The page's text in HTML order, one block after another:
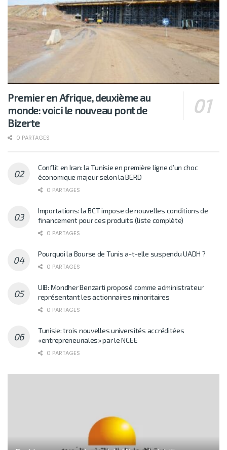
Premier en Afrique, deuxième au
monde: voici le nouveau pont de
Bizerte
0 PARTAGES
Conflit en Iran: la Tunisie en première ligne d’un choc
économique majeur selon la BERD
0 PARTAGES
Importations: la BCT impose de nouvelles conditions de
financement pour ces produits (liste complète)
0 PARTAGES
Pourquoi la Bourse de Tunis a-t-elle suspendu UADH ?
0 PARTAGES
UIB: Mondher Benzarti proposé comme administrateur
représentant les actionnaires minoritaires
0 PARTAGES
Tunisie: trois nouvelles universités accréditées
«entrepreneuriales» par le NCEE
0 PARTAGES